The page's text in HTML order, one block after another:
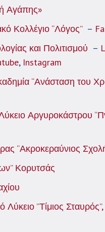
Αγάπης»
Κολλέγιο “Λόγος”–
και Πολιτισμού –
, Instagram
“Ανάσταση του
Αργυροκάστρου
“Ακροκεραύνιος
Κορυτσάς
Λύκειο ”Τίμιος Σταυρός”,